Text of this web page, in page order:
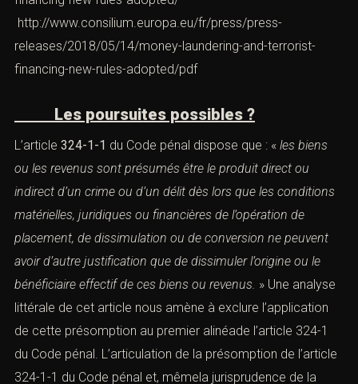
en ce qui concerne les aspects pénaux, la directive
relative à la prévention de l’utilisation du système
financier aux finsdu blanchiment de capitaux ou du
financement du terrorisme, qui a été formellement
http://data.consilium.europa.eu/doc/document/PE-72-
2017-INIT/en/pdf—
http://www.consilium.europa.eu/fr/press/press-
releases/2018/05/14/money-laundering-and-terrorist-
financing-new-rules-adopted/—
http://www.consilium.europa.eu/fr/press/press-
releases/2018/05/14/money-laundering-and-terrorist-
financing-new-rules-adopted/pdf
Les poursuites possibles ?
L’article 324-1-1 du Code pénal dispose que : « les biens